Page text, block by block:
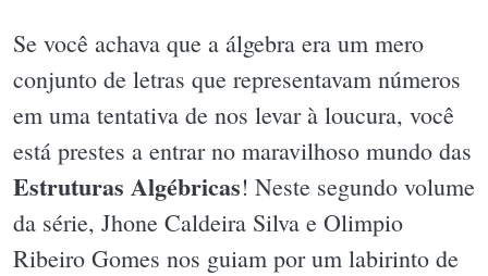
Se você achava que a álgebra era um mero
conjunto de letras que representavam números
em uma tentativa de nos levar à loucura, você
está prestes a entrar no maravilhoso mundo das
Estruturas Algébricas! Neste segundo volume
da série, Jhone Caldeira Silva e Olimpio
Ribeiro Gomes nos guiam por um labirinto de